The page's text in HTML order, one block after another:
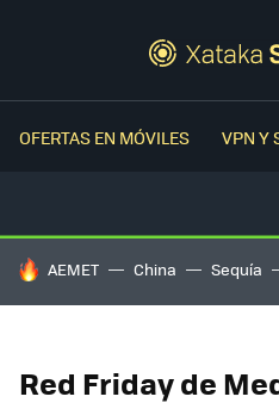
OFERTAS EN MÓVILES VPN Y
HOY SE HABLA DE
AEMET China Sequía
Red Friday de